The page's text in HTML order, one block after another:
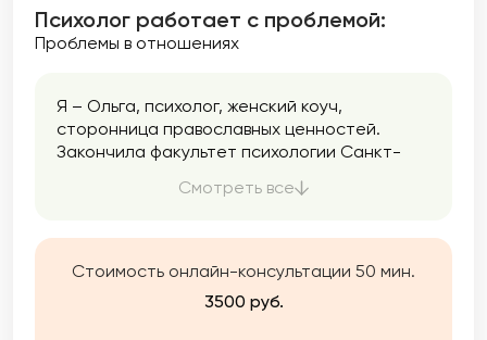
Психолог работает с проблемой:
Проблемы в отношениях
Я – Ольга, психолог, женский коуч,
сторонница православных ценностей.
Закончила факультет психологии Санкт-
того момента активно занимаюсь
Смотреть все
Стоимость онлайн-консультации 50 мин.
3500 руб.